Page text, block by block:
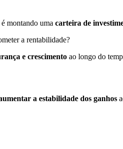
montando uma carteira de
a rentabilidade?
e crescimento ao longo do
a estabilidade dos ganhos